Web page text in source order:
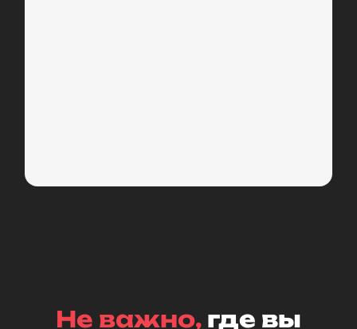
Не важно,где вы